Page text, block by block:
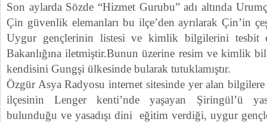
Son aylarda Sözde “Hizmet Gurubu” adı altında
Çin güvenlik elemanları bu ilçe’den ayrılarak Çin’in
Uygur gençlerinin listesi ve kimlik bilgilerini tesbit
Bakanlığına iletmiştir.Bunun üzerine resim ve kimlik
kendisini Gungşi ülkesinde bularak tutuklamıştır.
Özgür Asya Radyosu internet sitesinde yer alan
ilçesinin Lenger kenti’nde yaşayan Şiringül’ü
bulunduğu ve yasadışı dini eğitim verdiği, uygur